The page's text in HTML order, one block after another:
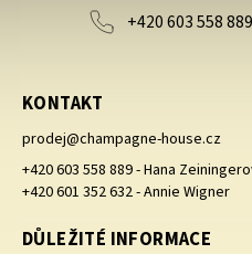
+420 603 558
KONTAKT
prodej@champagne-house.cz
+420 603 558 889 - Hana
+420 601 352 632 - Annie Wigner
DŮLEŽITÉ INFORMACE